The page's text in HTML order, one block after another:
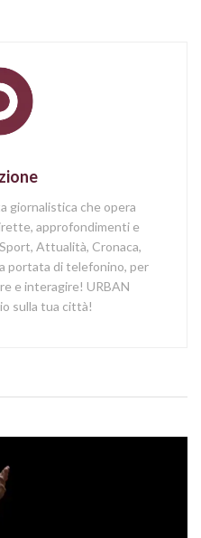
giornalistica che opera
approfondimenti e
Attualità, Cronaca,
portata di telefonino, per
e interagire! URBAN
sulla tua città!